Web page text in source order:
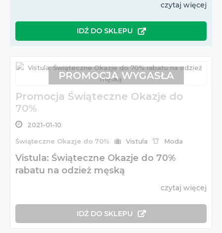
czytaj więcej
IDŹ DO SKLEPU
Promocja Świąteczne Okazje do
70%
2021-01-10
Świąteczne Okazje do 70% Vistula Moda
Vistula: Świąteczne Okazje do 70%
rabatu na odzież męską
czytaj więcej
IDŹ DO SKLEPU
PROMOCJA WYGASŁA